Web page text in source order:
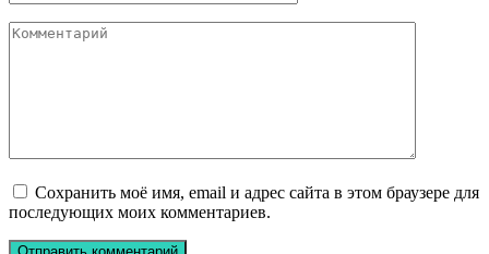
Комментарий
Сохранить моё имя, email и адрес сайта в этом браузере для
последующих моих комментариев.